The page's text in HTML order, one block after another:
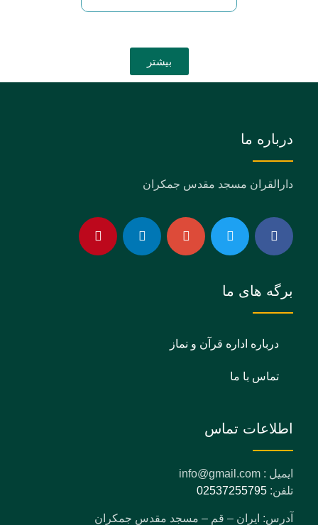
بیشتر
درباره ما
دارالقران مسجد مقدس جمکران
برگه های ما
درباره اداره قرآن و نماز
تماس با ما
اطلاعات تماس
ایمیل : info@gmail.com
تلفن: 02537255795
آدرس: ایران – قم – مسجد مقدس جمکران